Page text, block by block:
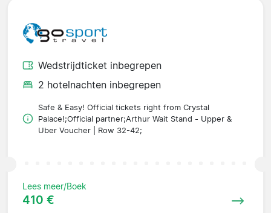
Wedstrijdticket inbegrepen
2 hotelnachten inbegrepen
Safe & Easy! Official tickets right from Crystal
Palace!;Official partner;Arthur Wait Stand - Upper &
Uber Voucher | Row 32-42;
Lees meer/Boek
410 €